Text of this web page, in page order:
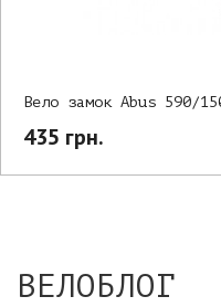
Вело замок Abus 590/
435 грн.
ВЕЛОБЛОГ